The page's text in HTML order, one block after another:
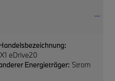
eDrive20
Energieträger: Strom